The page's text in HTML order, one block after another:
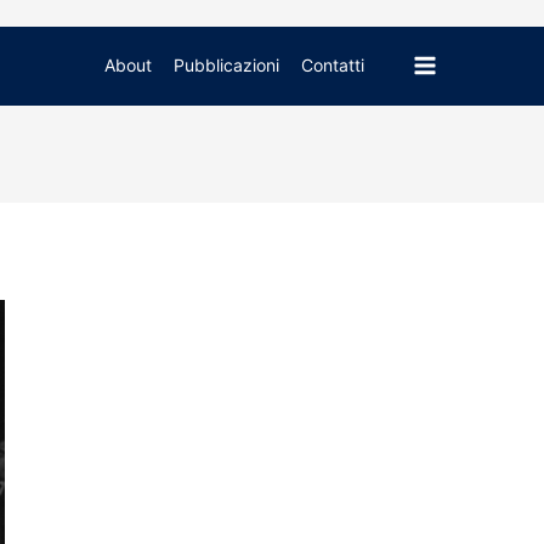
About Pubblicazioni Contatti
Main
Menu